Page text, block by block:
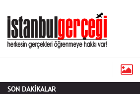
SON DAKİKALAR